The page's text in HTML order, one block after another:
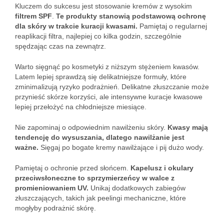
Kluczem do sukcesu jest stosowanie kremów z wysokim
filtrem SPF Te produkty stanowią podstawową ochronę
dla skóry w trakcie kuracji kwasami. Pamiętaj o regularnej
reaplikacji filtra, najlepiej co kilka godzin, szczególnie
spędzając czas na zewnątrz.
Warto sięgnąć po kosmetyki z niższym stężeniem kwasów.
Latem lepiej sprawdzą się delikatniejsze formuły, które
zminimalizują ryzyko podrażnień. Delikatne złuszczanie może
przynieść skórze korzyści, ale intensywne kuracje kwasowe
lepiej przełożyć na chłodniejsze miesiące.
Nie zapominaj o odpowiednim nawilżeniu skóry. Kwasy mają
tendencję do wysuszania, dlatego nawilżanie jest
ważne. Sięgaj po bogate kremy nawilżające i pij dużo wody.
Pamiętaj o ochronie przed słońcem. Kapelusz i okulary
przeciwsłoneczne to sprzymierzeńcy w walce z
promieniowaniem UV. Unikaj dodatkowych zabiegów
złuszczających, takich jak peelingi mechaniczne, które
mogłyby podrażnić skórę.